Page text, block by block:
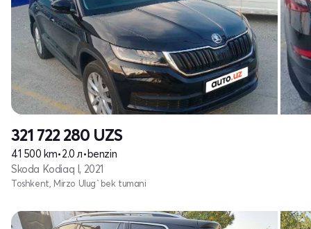
321 722 280 UZS
41 500 km•2.0 л• benzin
Skoda Kodiaq I, 2021
Toshkent, Mirzo Ulug`bek tumani